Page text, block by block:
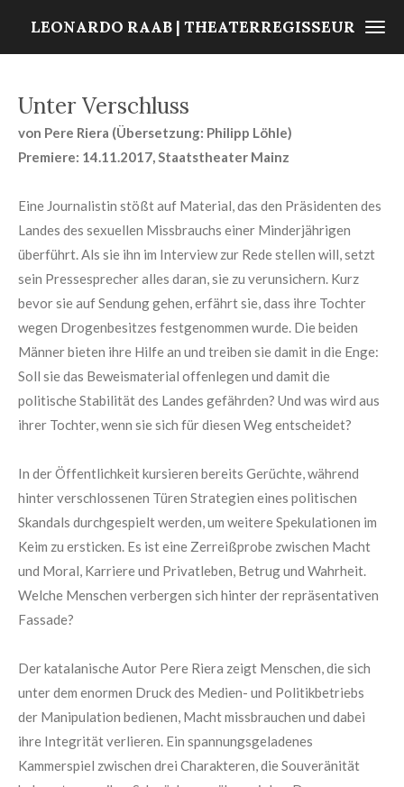
ZumLEONARDO RAAB | THEATERREGISSEUR
Unter Verschluss
von Pere Riera (Übersetzung: Philipp Löhle)
Premiere: 14.11.2017, Staatstheater Mainz
Eine Journalistin stößt auf Material, das den Präsidenten des
Landes des sexuellen Missbrauchs einer Minderjährigen
überführt. Als sie ihn im Interview zur Rede stellen will, setzt
sein Pressesprecher alles daran, sie zu verunsichern. Kurz
bevor sie auf Sendung gehen, erfährt sie, dass ihre Tochter
wegen Drogenbesitzes festgenommen wurde. Die beiden
Männer bieten ihre Hilfe an und treiben sie damit in die Enge:
Soll sie das Beweismaterial offenlegen und damit die
politische Stabilität des Landes gefährden? Und was wird aus
ihrer Tochter, wenn sie sich für diesen Weg entscheidet?
In der Öffentlichkeit kursieren bereits Gerüchte, während
hinter verschlossenen Türen Strategien eines politischen
Skandals durchgespielt werden, um weitere Spekulationen im
Keim zu ersticken. Es ist eine Zerreißprobe zwischen Macht
und Moral, Karriere und Privatleben, Betrug und Wahrheit.
Welche Menschen verbergen sich hinter der repräsentativen
Fassade?
Der katalanische Autor Pere Riera zeigt Menschen, die sich
unter dem enormen Druck des Medien- und Politikbetriebs
der Manipulation bedienen, Macht missbrauchen und dabei
ihre Integrität verlieren. Ein spannungsgeladenes
Kammerspiel zwischen drei Charakteren, die Souveränität